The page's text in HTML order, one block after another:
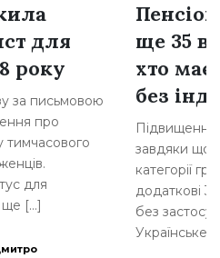
для
року
за письмовою
про
тимчасового
для
ще […]
ще 35
хто
без
Підвищення
завдяки
категорії
додаткові
без
Українське